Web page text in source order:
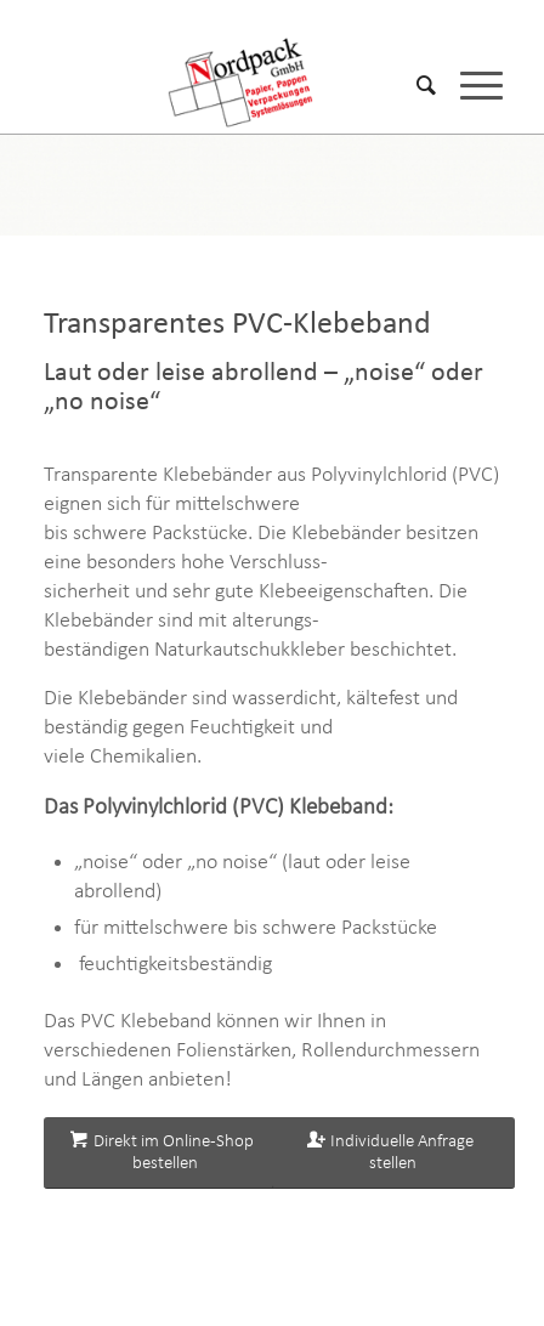
Transparentes PVC-Klebeband
Laut oder leise abrollend – „noise“ oder
„no noise“
Transparente Klebebänder aus Polyvinylchlorid (PVC)
eignen sich für mittelschwere
bis schwere Packstücke. Die Klebebänder besitzen
eine besonders hohe Verschluss-
sicherheit und sehr gute Klebeeigenschaften. Die
Klebebänder sind mit alterungs-
beständigen Naturkautschukkleber beschichtet.
Die Klebebänder sind wasserdicht, kältefest und
beständig gegen Feuchtigkeit und
viele Chemikalien.
Das Polyvinylchlorid (PVC) Klebeband:
„noise“ oder „no noise“ (laut oder leise
abrollend)
für mittelschwere bis schwere Packstücke
feuchtigkeitsbeständig
Das PVC Klebeband können wir Ihnen in
verschiedenen Folienstärken, Rollendurchmessern
und Längen anbieten!
Direkt im Online-Shop
bestellen
Individuelle Anfrage
stellen